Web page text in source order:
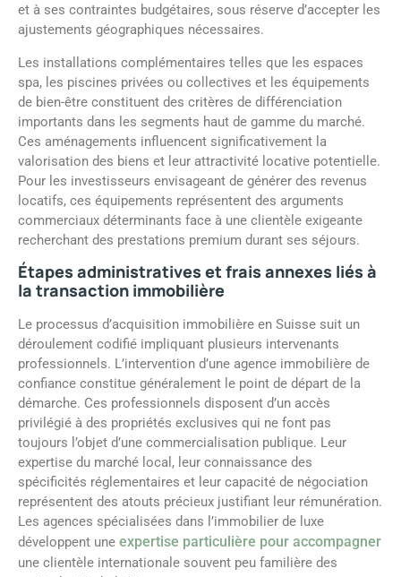
et à ses contraintes budgétaires, sous réserve d’accepter les
ajustements géographiques nécessaires.
Les installations complémentaires telles que les espaces
spa, les piscines privées ou collectives et les équipements
de bien-être constituent des critères de différenciation
importants dans les segments haut de gamme du marché.
Ces aménagements influencent significativement la
valorisation des biens et leur attractivité locative potentielle.
Pour les investisseurs envisageant de générer des revenus
locatifs, ces équipements représentent des arguments
commerciaux déterminants face à une clientèle exigeante
recherchant des prestations premium durant ses séjours.
Étapes administratives et frais annexes liés à
la transaction immobilière
Le processus d’acquisition immobilière en Suisse suit un
déroulement codifié impliquant plusieurs intervenants
professionnels. L’intervention d’une agence immobilière de
confiance constitue généralement le point de départ de la
démarche. Ces professionnels disposent d’un accès
privilégié à des propriétés exclusives qui ne font pas
toujours l’objet d’une commercialisation publique. Leur
expertise du marché local, leur connaissance des
spécificités réglementaires et leur capacité de négociation
représentent des atouts précieux justifiant leur rémunération.
Les agences spécialisées dans l’immobilier de luxe
développent une expertise particulière pour accompagner
une clientèle internationale souvent peu familière des